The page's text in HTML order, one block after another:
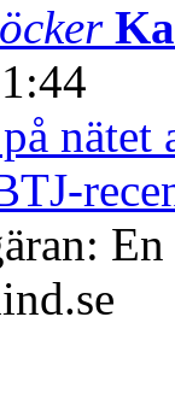
nätet